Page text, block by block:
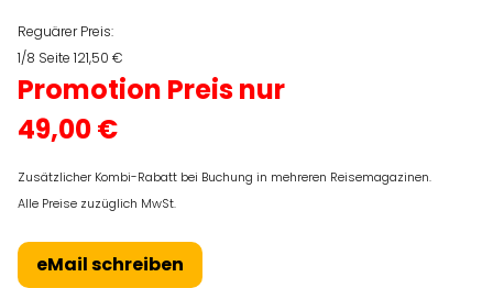
Reguärer Preis:
1/8 Seite 121,50 €
Promotion Preis nur
49,00 €
Zusätzlicher Kombi-Rabatt bei Buchung in mehreren Reisemagazinen.
Alle Preise zuzüglich MwSt.
eMail schreiben